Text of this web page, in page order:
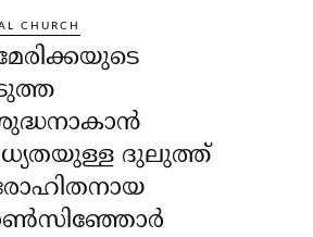
CHURCH
ദുലുത്ത്